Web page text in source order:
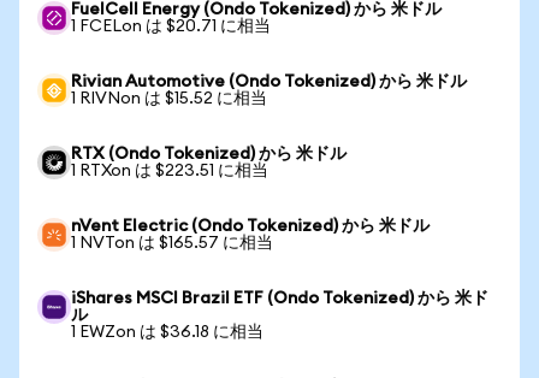
FuelCell Energy (Ondo Tokenized) から 米ドル
1 FCELon は $20.71 に相当
Rivian Automotive (Ondo Tokenized) から 米ドル
1 RIVNon は $15.52 に相当
RTX (Ondo Tokenized) から 米ドル
1 RTXon は $223.51 に相当
nVent Electric (Ondo Tokenized) から 米ドル
1 NVTon は $165.57 に相当
iShares MSCI Brazil ETF (Ondo Tokenized) から 米ド
ル
1 EWZon は $36.18 に相当